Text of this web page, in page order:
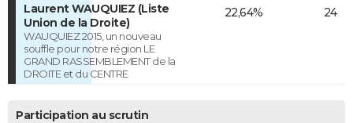
Laurent WAUQUIEZ (Liste
Union de la Droite)
WAUQUIEZ 2015, un nouveau
souffle pour notre région LE
GRAND RASSEMBLEMENT de la
DROITE et du CENTRE
22,64% 24
Participation au scrutin